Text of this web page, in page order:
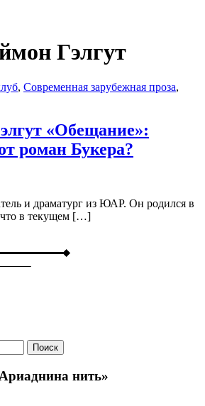
Гэлгут
, Современная зарубежная проза,
«Обещание»:
роман Букера?
и драматург из ЮАР. Он родился в
что в текущем […]
нить»